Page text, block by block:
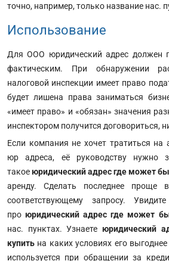
точно, например, только название нас.
Использование
Для ООО юридический адрес должен
фактическим. При обнаружении
налоговой инспекции имеет право
будет лишена права заниматься
«имеет право» и «обязан» значения
инспектором получится договориться,
Если компания не хочет тратиться на
юр адреса, её руководству нужно
такое юридический адрес где может
аренду. Сделать последнее проще
соответствующему запросу.
про юридический адрес где может
нас. пунктах. Узнаете юридический
купить на каких условиях его
используется при обращении за